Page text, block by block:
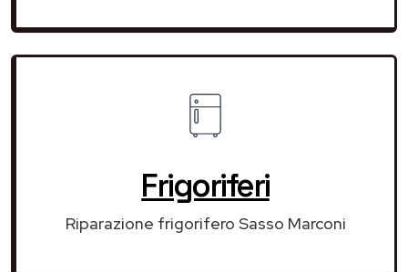
Frigoriferi
Riparazione frigorifero Sasso Marconi